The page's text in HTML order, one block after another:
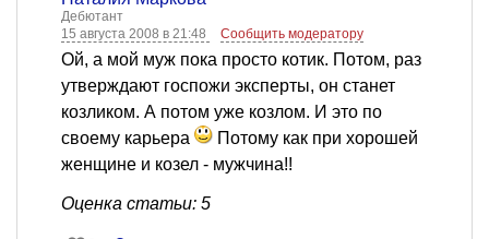
Дебютант
15 августа 2008 в 21:48
Сообщить модератору
Ой, а мой муж пока просто котик. Потом, раз
утверждают госпожи эксперты, он станет
козликом. А потом уже козлом. И это по
своему карьера
Потому как при хорошей
женщине и козел - мужчина!!
Оценка статьи: 5